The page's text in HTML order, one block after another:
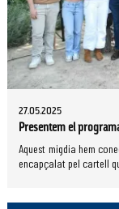
27.05.2025
Presentem el
Aquest migdia hem
encapçalat pel cartell